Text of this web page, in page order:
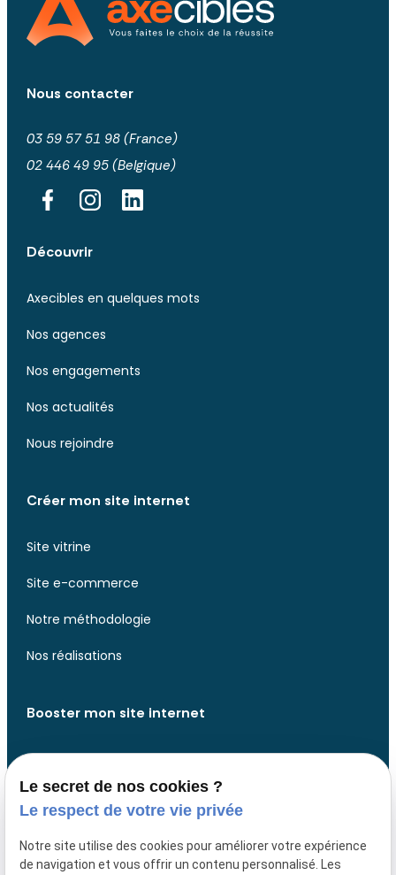
Nous contacter
03 59 57 51 98 (France)
02 446 49 95 (Belgique)
Découvrir
Axecibles en quelques mots
Nos agences
Nos engagements
Nos actualités
Nous rejoindre
Créer mon site internet
Site vitrine
Site e-commerce
Notre méthodologie
Nos réalisations
Booster mon site internet
Analyse de votre site web
Analyse de votre présence web
Design website
Le secret de nos cookies ?
Le respect de votre vie privée
Notre site utilise des cookies pour améliorer votre expérience
de navigation et vous offrir un contenu personnalisé. Les